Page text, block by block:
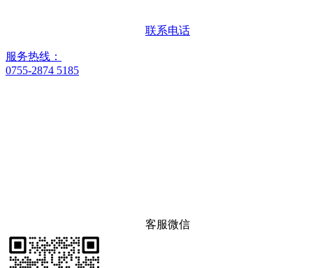
联系电话
服务热线：
0755-2874 5185
客服微信